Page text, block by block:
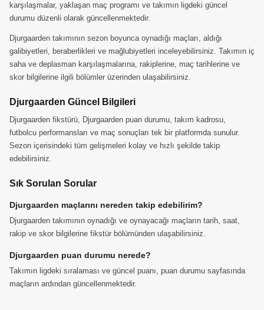
karşılaşmalar, yaklaşan maç programı ve takımın ligdeki güncel
durumu düzenli olarak güncellenmektedir.
Djurgaarden takımının sezon boyunca oynadığı maçları, aldığı
galibiyetleri, beraberlikleri ve mağlubiyetleri inceleyebilirsiniz. Takımın iç
saha ve deplasman karşılaşmalarına, rakiplerine, maç tarihlerine ve
skor bilgilerine ilgili bölümler üzerinden ulaşabilirsiniz.
Djurgaarden Güncel Bilgileri
Djurgaarden fikstürü, Djurgaarden puan durumu, takım kadrosu,
futbolcu performansları ve maç sonuçları tek bir platformda sunulur.
Sezon içerisindeki tüm gelişmeleri kolay ve hızlı şekilde takip
edebilirsiniz.
Sık Sorulan Sorular
Djurgaarden maçlarını nereden takip edebilirim?
Djurgaarden takımının oynadığı ve oynayacağı maçların tarih, saat,
rakip ve skor bilgilerine fikstür bölümünden ulaşabilirsiniz.
Djurgaarden puan durumu nerede?
Takımın ligdeki sıralaması ve güncel puanı, puan durumu sayfasında
maçların ardından güncellenmektedir.